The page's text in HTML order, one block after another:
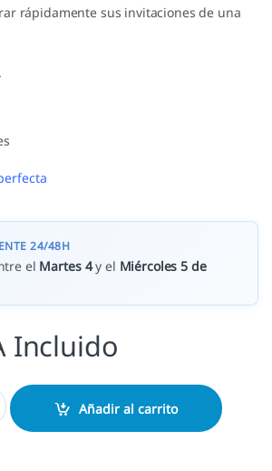
rápidamente sus invitaciones de una
24/48H
el Martes 4y el Miércoles 5 de
Incluido
agua cantidad
Añadir al carrito